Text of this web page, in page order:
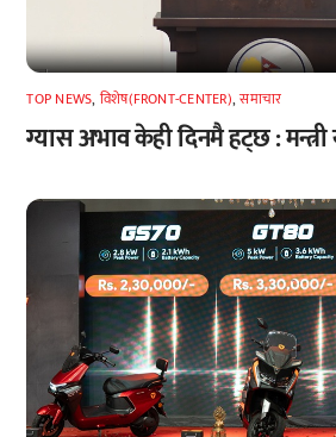
TOP NEWS, विशेष(FRONT-CENTER),समाचार
ग्यास अभाव केही दिनमै हट्छ :